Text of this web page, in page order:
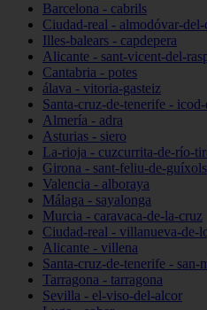
Barcelona - cabrils
Ciudad-real - almodóvar-del-
Illes-balears - capdepera
Alicante - sant-vicent-del-
Cantabria - potes
álava - vitoria-gasteiz
Santa-cruz-de-tenerife -
Almería - adra
Asturias - siero
La-rioja - cuzcurrita-de-río-
Girona - sant-feliu-de-guíxols
Valencia - alboraya
Málaga - sayalonga
Murcia - caravaca-de-la-cruz
Ciudad-real - villanueva-de-
Alicante - villena
Santa-cruz-de-tenerife - san-
Tarragona - tarragona
Sevilla - el-viso-del-alcor